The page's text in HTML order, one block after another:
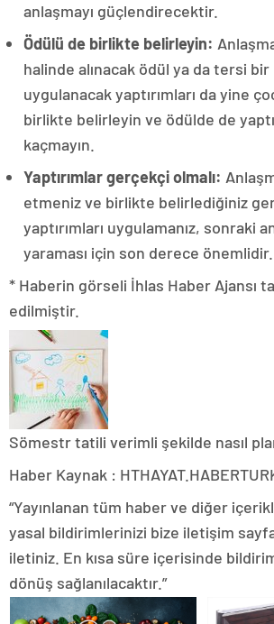
anlaşmayı güçlendirecektir.
Ödülü de birlikte belirleyin:
halinde alınacak ödül ya da tersi
uygulanacak yaptırımları da yine
birlikte belirleyin ve ödülde de
kaçmayın.
Yaptırımlar gerçekçi olmalı:
etmeniz ve birlikte belirlediğiniz
yaptırımları uygulamanız, sonraki
yaraması için son derece önemlidir.
* Haberin görseli İhlas Haber Ajansı
edilmiştir.
Sömestr tatili verimli şekilde nasıl
Haber Kaynak :
“Yayınlanan tüm haber ve diğer
yasal bildirimlerinizi bize iletişim
iletiniz. En kısa süre içerisinde
dönüş sağlanılacaktır.”